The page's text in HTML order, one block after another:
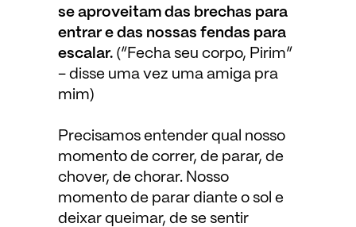
se aproveitam das brechas para
entrar e das nossas fendas para
escalar.(“Fecha seu corpo, Pirim”
– disse uma vez uma amiga pra
mim)
Precisamos entender qual nosso
momento de correr, de parar, de
chover, de chorar. Nosso
momento de parar diante o sol e
deixar queimar, de se sentir